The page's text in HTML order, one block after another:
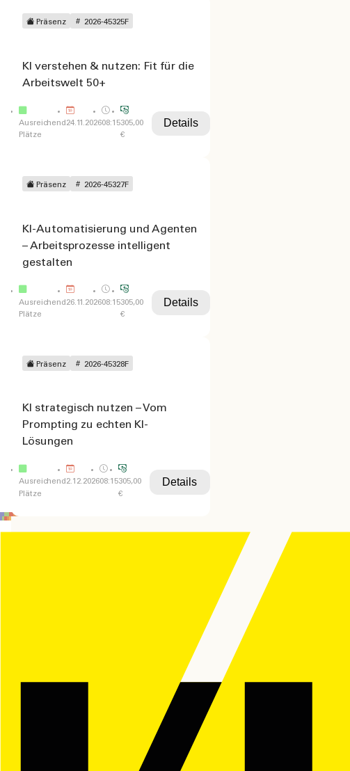
Präsenz 2026-45325F
KI verstehen & nutzen: Fit für die
Arbeitswelt 50+
Ausreichend
Plätze
24.11.202608:15305,00
€
Details
Präsenz 2026-45327F
KI-Automatisierung und Agenten
– Arbeitsprozesse intelligent
gestalten
Ausreichend
Plätze
26.11.202608:15305,00
€
Details
Präsenz 2026-45328F
KI strategisch nutzen – Vom
Prompting zu echten KI-
Lösungen
Ausreichend
Plätze
2.12.202608:15305,00
€
Details